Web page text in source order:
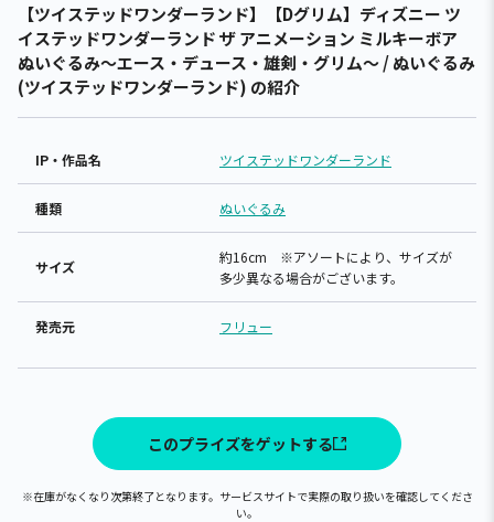
【ツイステッドワンダーランド】【Dグリム】ディズニー ツ
イステッドワンダーランド ザ アニメーション ミルキーボア
ぬいぐるみ～エース・デュース・雄剣・グリム～ / ぬいぐるみ
(ツイステッドワンダーランド) の紹介
IP・作品名 ツイステッドワンダーランド
種類 ぬいぐるみ
サイズ
約16cm ※アソートにより、サイズが
多少異なる場合がございます。
発売元 フリュー
このプライズをゲットする
※在庫がなくなり次第終了となります。サービスサイトで実際の取り扱いを確認してくださ
い。